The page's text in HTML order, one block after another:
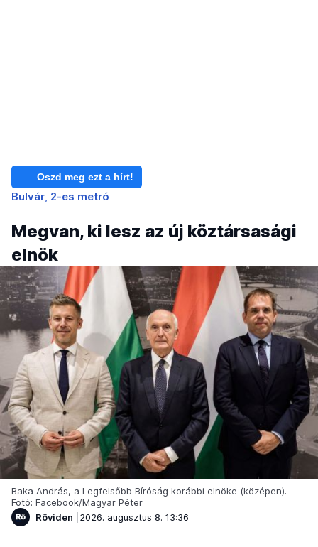
Oszd meg ezt a hírt!
Bulvár 2-es metró
Megvan, ki lesz az új köztársasági
elnök
Baka András, a Legfelsőbb Bíróság korábbi elnöke (középen).
Fotó: Facebook/Magyar Péter
Röviden
2026. augusztus 8. 13:36